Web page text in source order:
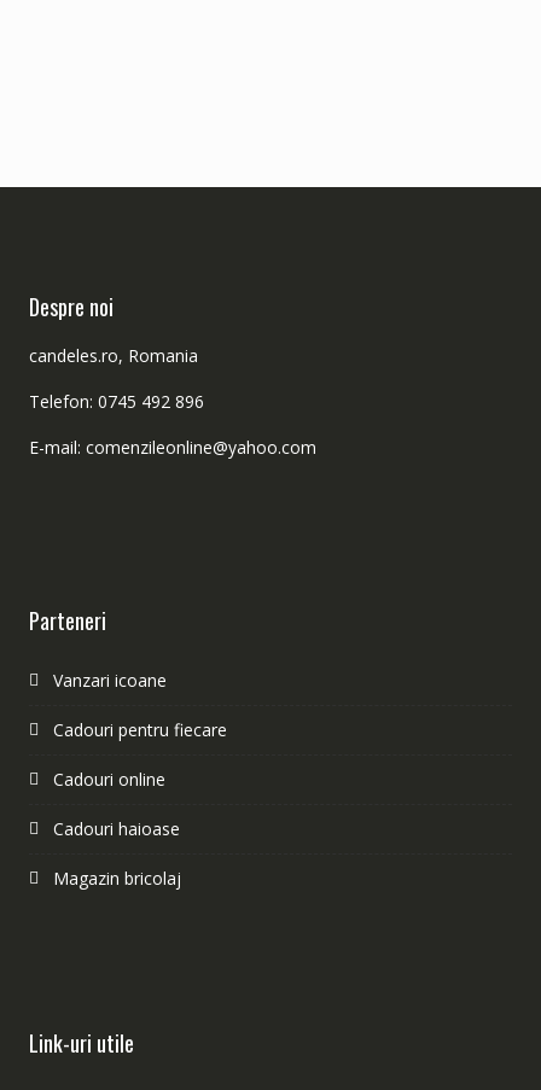
Despre noi
candeles.ro, Romania
Telefon: 0745 492 896
E-mail: comenzileonline@yahoo.com
Parteneri
Vanzari icoane
Cadouri pentru fiecare
Cadouri online
Cadouri haioase
Magazin bricolaj
Link-uri utile